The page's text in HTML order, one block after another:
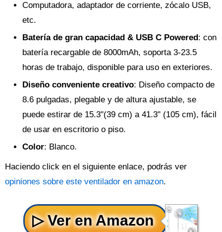
Computadora, adaptador de corriente, zócalo USB,
etc.
Batería de gran capacidad & USB C Powered: con
batería recargable de 8000mAh, soporta 3-23.5
horas de trabajo, disponible para uso en exteriores.
Diseño conveniente creativo: Diseño compacto de
8.6 pulgadas, plegable y de altura ajustable, se
puede estirar de 15.3"(39 cm) a 41.3" (105 cm), fácil
de usar en escritorio o piso.
Color: Blanco.
Haciendo click en el siguiente enlace, podrás ver
opiniones sobre este ventilador en amazon.